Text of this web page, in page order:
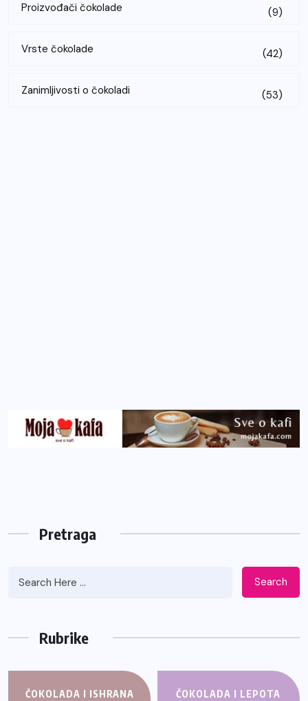
Proizvođači čokolade (9)
Vrste čokolade (42)
Zanimljivosti o čokoladi (53)
Pretraga
Search
Rubrike
ČOKOLADA I ISHRANA
ČOKOLADA I LEPOTA